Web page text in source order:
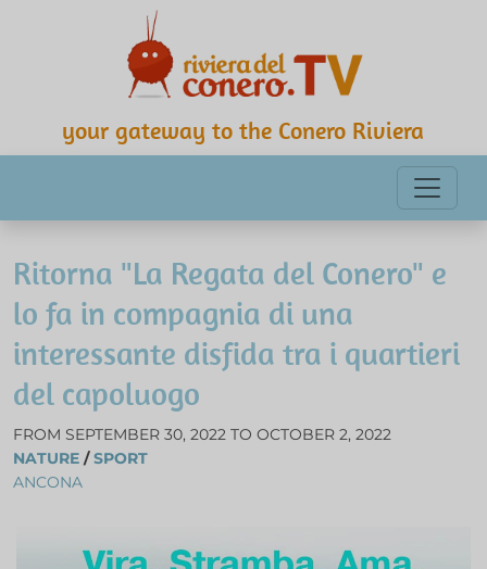
your gateway to the Conero Riviera
Ritorna "La Regata del Conero" e
lo fa in compagnia di una
interessante disfida tra i quartieri
del capoluogo
FROM SEPTEMBER 30, 2022 TO OCTOBER 2, 2022
NATURE /SPORT
ANCONA